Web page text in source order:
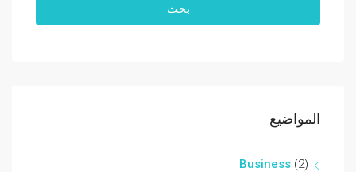
بحث
المواضيع
Business (2)